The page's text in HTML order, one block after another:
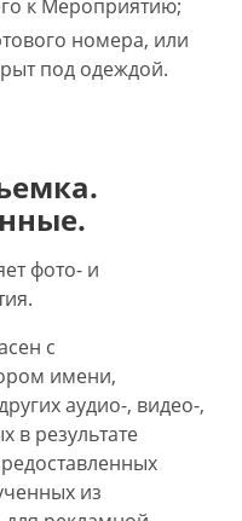
к Мероприятию;
номера, или
под одеждой.
фото- и
с
имени,
аудио-, видео-,
в результате
из